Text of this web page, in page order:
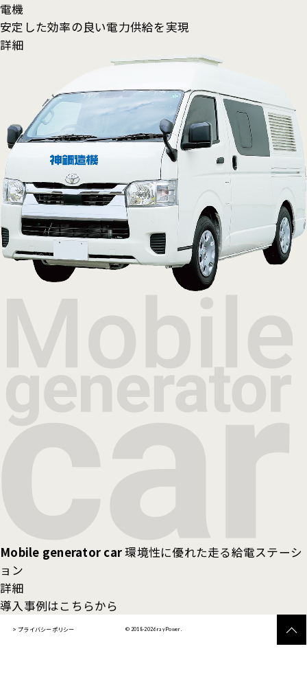
電機
安定した効率の良い電力供給を実現
詳細
Mobile generator car環境性に優れた走る給電ステーシ
ョン
詳細
導入事例はこちらから
プライバシーポリシー © 2018-2026 rayPower.